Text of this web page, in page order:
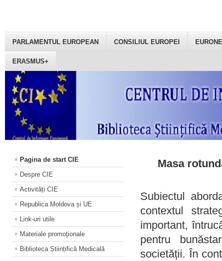
PARLAMENTUL EUROPEAN CONSILIUL EUROPEI
ERASMUS+
Pagina de start CIE
Despre CIE
Activități CIE
Republica Moldova și UE
Link-uri utile
Materiale promoţionale
Biblioteca Științifică Medicală
Masa
Subiectul
contextul
important,
pentru
societății. În